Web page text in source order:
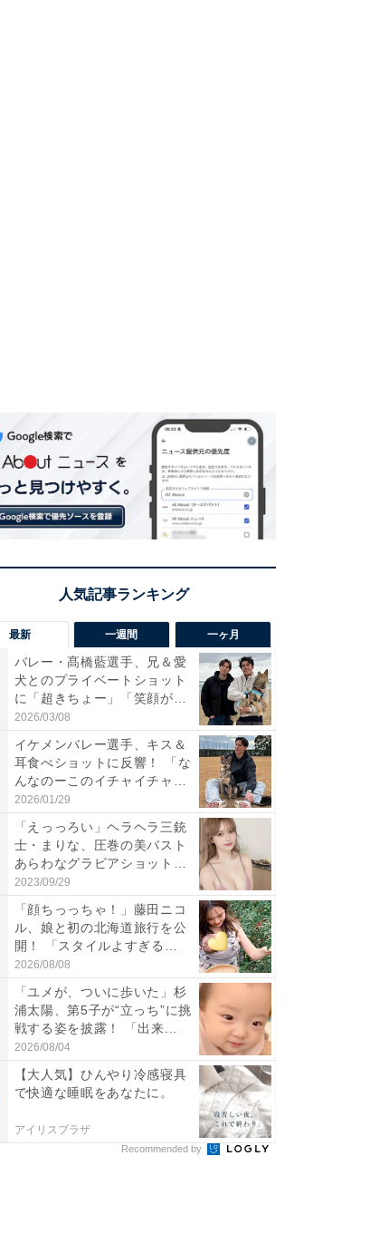
最新 一週間 一ヶ月
バレー・髙橋藍選手、兄＆愛
犬とのプライベートショット
に「超きちょー」「笑顔が見
れ...
2026/03/08
イケメンバレー選手、キス＆
耳食べショットに反響！ 「な
んなのーこのイチャイチャ
感...
2026/01/29
「えっっろい」ヘラヘラ三銃
士・まりな、圧巻の美バスト
あらわなグラビアショット公
開...
2023/09/29
「顔ちっっちゃ！」藤田ニコ
ル、娘と初の北海道旅行を公
開！ 「スタイルよすぎる
よ〜...
2026/08/08
「ユメが、ついに歩いた」杉
浦太陽、第5子が“立っち”に挑
戦する姿を披露！ 「出来...
2026/08/04
【大人気】ひんやり冷感寝具
で快適な睡眠をあなたに。
アイリスプラザ
Recommended by